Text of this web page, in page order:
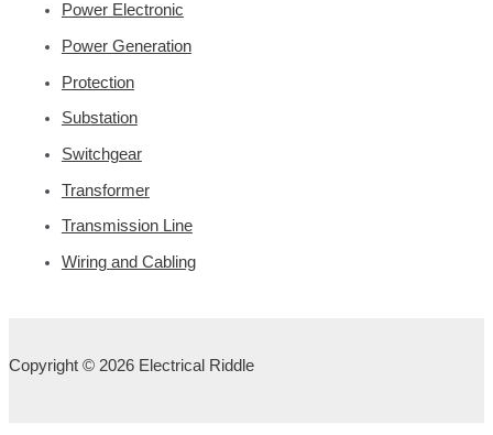
Power Electronic
Power Generation
Protection
Substation
Switchgear
Transformer
Transmission Line
Wiring and Cabling
Copyright © 2026 Electrical Riddle